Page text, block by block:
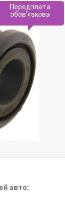
Передплата
обов'язкова
авто: